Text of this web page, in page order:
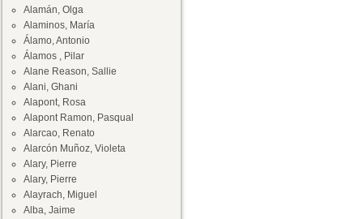
Alamán, Olga
Alaminos, María
Álamo, Antonio
Álamos , Pilar
Alane Reason, Sallie
Alani, Ghani
Alapont, Rosa
Alapont Ramon, Pasqual
Alarcao, Renato
Alarcón Muñoz, Violeta
Alary, Pierre
Alary, Pierre
Alayrach, Miguel
Alba, Jaime